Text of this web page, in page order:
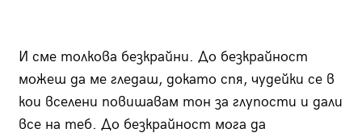
И сме толкова безкрайни. До безкрайност
можеш да ме гледаш, докато спя, чудейки се в
кои вселени повишавам тон за глупости и дали
все на теб. До безкрайност мога да